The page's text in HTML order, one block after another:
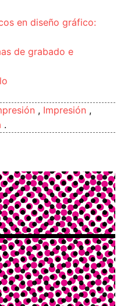
en diseño gráfico:
de grabado e
, Impresión ,
.